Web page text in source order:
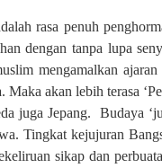
rasa penuh
dengan tanpa lupa
mengamalkan
akan lebih terasa
juga Jepang.
Budaya
Tingkat kejujuran
sikap dan